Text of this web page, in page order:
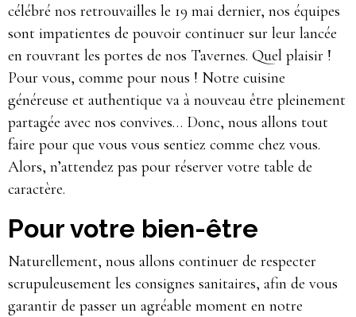
célébré nos retrouvailles le 19 mai dernier, nos équipes
sont impatientes de pouvoir continuer sur leur lancée
en rouvrant les portes de nos Tavernes. Quel plaisir !
Pour vous, comme pour nous ! Notre cuisine
généreuse et authentique va à nouveau être pleinement
partagée avec nos convives… Donc, nous allons tout
faire pour que vous vous sentiez comme chez vous.
Alors, n’attendez pas pour réserver votre table de
caractère.
Pour votre bien-être
Naturellement, nous allons continuer de respecter
scrupuleusement les consignes sanitaires, afin de vous
garantir de passer un agréable moment en notre